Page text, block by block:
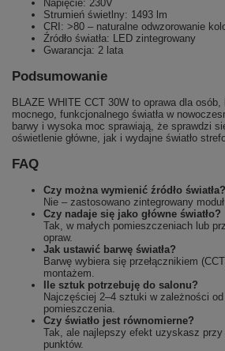
Napięcie: 230V
Strumień świetlny: 1493 lm
CRI: >80 – naturalne odwzorowanie
Źródło światła: LED zintegrowany
Gwarancja: 2 lata
Podsumowanie
BLAZE WHITE CCT 30W to oprawa dla osób,
mocnego, funkcjonalnego światła w
barwy i wysoka moc sprawiają, że sprawdzi
oświetlenie główne, jak i wydajne światło
FAQ
Czy można wymienić źródło światła?
Nie – zastosowano zintegrowany
Czy nadaje się jako główne światło?
Tak, w małych pomieszczeniach lub
opraw.
Jak ustawić barwę światła?
Barwę wybiera się przełącznikiem
montażem.
Ile sztuk potrzebuję do salonu?
Najczęściej 2–4 sztuki w zależności
pomieszczenia.
Czy światło jest równomierne?
Tak, ale najlepszy efekt uzyskasz
punktów.